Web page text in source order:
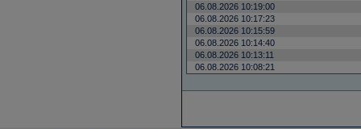
06.08.2026 10:19:00
06.08.2026 10:17:23
06.08.2026 10:15:59
06.08.2026 10:14:40
06.08.2026 10:13:11
06.08.2026 10:08:21